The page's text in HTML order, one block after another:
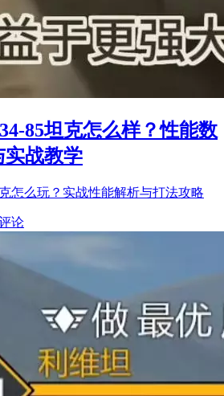
85坦克怎么样？性能数
实战教学
怎么玩？实战性能解析与打法攻略
论